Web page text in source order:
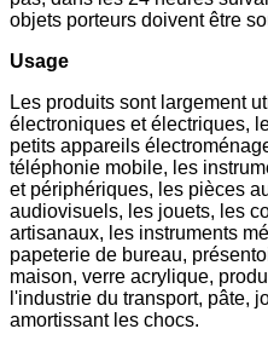
objets porteurs doivent être
Usage
Les produits sont largement
électroniques et électriques,
petits appareils
téléphonie mobile, les
et périphériques, les pièces
audiovisuels, les jouets, les
artisanaux, les instruments
papeterie de bureau,
maison, verre acrylique,
l'industrie du transport, pâte,
amortissant les chocs.